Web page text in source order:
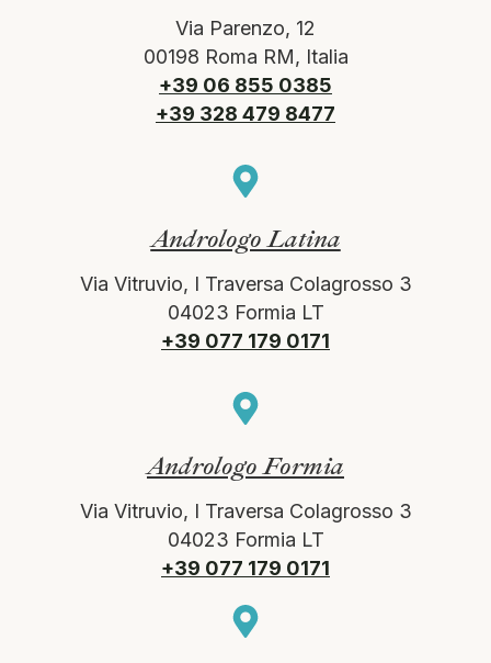
Via Parenzo, 12
00198 Roma RM, Italia
+39 06 855 0385
+39 328 479 8477
Andrologo Latina
Via Vitruvio, I Traversa Colagrosso 3
04023 Formia LT
+39 077 179 0171
Andrologo Formia
Via Vitruvio, I Traversa Colagrosso 3
04023 Formia LT
+39 077 179 0171